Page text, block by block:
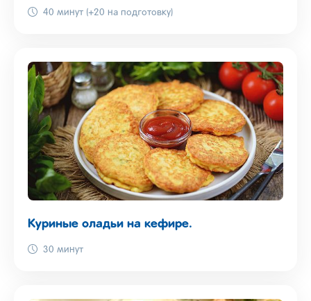
40 минут (+20 на подготовку)
Куриные оладьи на кефире.
30 минут